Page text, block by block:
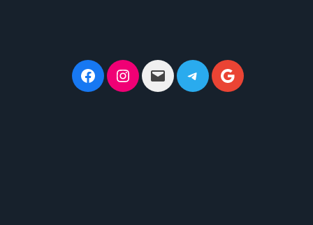
FacebookInstagramTelegram
Google